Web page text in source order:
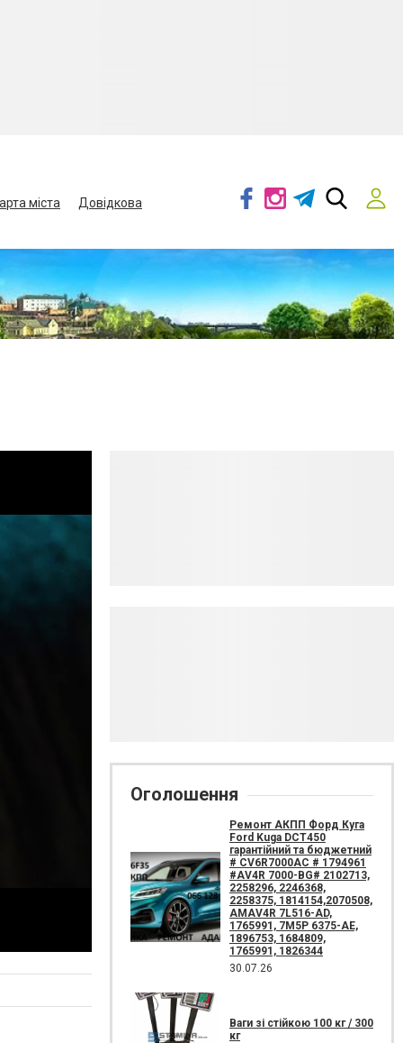
міста
Довідкова
Оголошення
Ремонт АКПП Форд Куга
Ford Kuga DCT450
гарантійний та бюджетний
# CV6R7000AC # 1794961
#AV4R 7000-BG# 2102713,
2258296, 2246368,
2258375, 1814154,2070508,
AMAV4R 7L516-AD,
1765991, 7M5P 6375-AE,
1896753, 1684809,
1765991, 1826344
30.07.26
Ваги зі стійкою 100 кг / 300
кг